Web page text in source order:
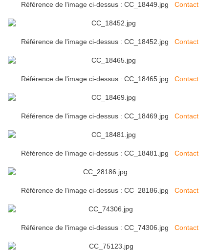
Référence de l'image ci-dessus : CC_18449.jpg Contact
Référence de l'image ci-dessus : CC_18452.jpg Contact
Référence de l'image ci-dessus : CC_18465.jpg Contact
Référence de l'image ci-dessus : CC_18469.jpg Contact
Référence de l'image ci-dessus : CC_18481.jpg Contact
Référence de l'image ci-dessus : CC_28186.jpg Contact
Référence de l'image ci-dessus : CC_74306.jpg Contact